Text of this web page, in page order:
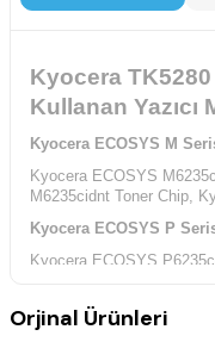
Kyocera
Kullanan Yazıcı
Kyocera ECOSYS M
Kyocera ECOSYS
M6235cidnt Toner Chip,
Kyocera ECOSYS P
Kyocera ECOSYS
Orjinal Ürünleri